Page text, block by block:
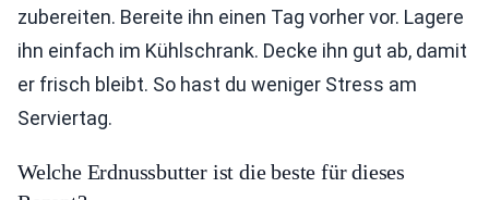
zubereiten. Bereite ihn einen Tag vorher vor. Lagere
ihn einfach im Kühlschrank. Decke ihn gut ab, damit
er frisch bleibt. So hast du weniger Stress am
Serviertag.
Welche Erdnussbutter ist die beste für dieses